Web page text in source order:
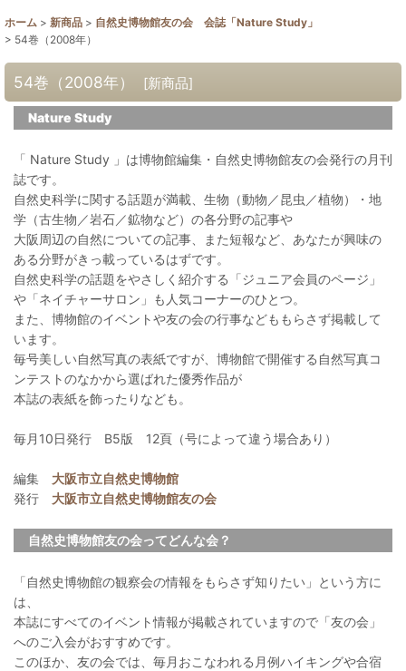
ホーム > 新商品 > 自然史博物館友の会 会誌「Nature Study」
> 54巻（2008年）
54巻（2008年） [新商品]
Nature Study
「 Nature Study 」は博物館編集・自然史博物館友の会発行の月刊
誌です。
自然史科学に関する話題が満載、生物（動物／昆虫／植物）・地
学（古生物／岩石／鉱物など）の各分野の記事や
大阪周辺の自然についての記事、また短報など、あなたが興味の
ある分野がきっ載っているはずです。
自然史科学の話題をやさしく紹介する「ジュニア会員のページ」
や「ネイチャーサロン」も人気コーナーのひとつ。
また、博物館のイベントや友の会の行事などももらさず掲載して
います。
毎号美しい自然写真の表紙ですが、博物館で開催する自然写真コ
ンテストのなかから選ばれた優秀作品が
本誌の表紙を飾ったりなども。
毎月10日発行 B5版 12頁（号によって違う場合あり）
編集 大阪市立自然史博物館
発行 大阪市立自然史博物館友の会
自然史博物館友の会ってどんな会？
「自然史博物館の観察会の情報をもらさず知りたい」という方に
は、
本誌にすべてのイベント情報が掲載されていますので「友の会」
へのご入会がおすすめです。
このほか、友の会では、毎月おこなわれる月例ハイキングや合宿